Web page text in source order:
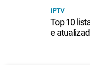
IPTV
Top 10
e